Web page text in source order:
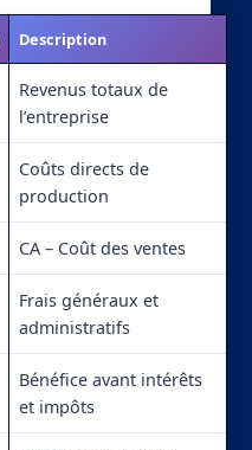
Description
Revenus totaux de
l’entreprise
Coûts directs de
production
CA – Coût des ventes
Frais généraux et
administratifs
Bénéfice avant intérêts
et impôts